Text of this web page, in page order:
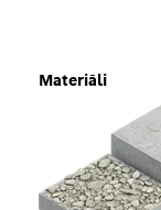
Materiāli